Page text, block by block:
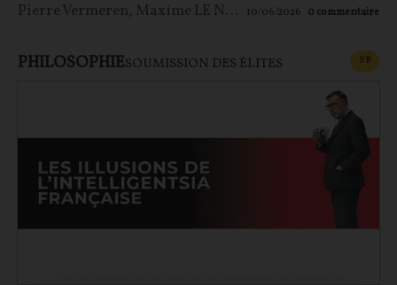
Pierre Vermeren, Maxime LE NAGARD 10/06/2026 0 commentaire
PHILOSOPHIESOUMISSION DES ÉLITES FP